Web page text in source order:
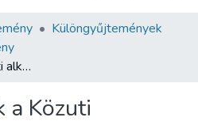
Különgyűjtemények
Újabb morzsák a Közuti alkalmazottainak
a Közuti